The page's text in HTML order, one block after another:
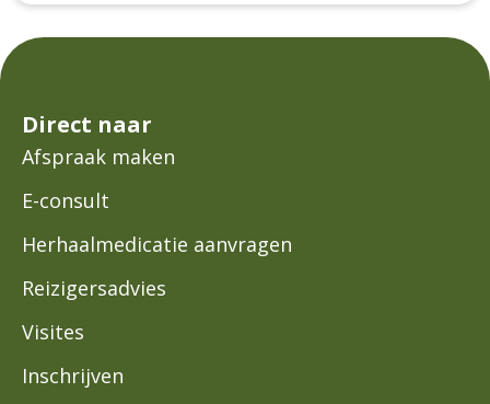
Direct naar
Afspraak maken
E-consult
Herhaalmedicatie aanvragen
Reizigersadvies
Visites
Inschrijven